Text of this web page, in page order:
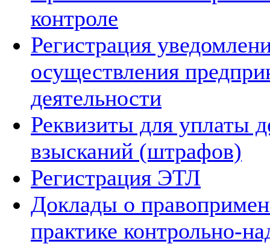
контроле
Регистрация
осуществления
деятельности
Реквизиты для уплаты
взысканий (штрафов)
Регистрация ЭТЛ
Доклады о
практике контрольно-